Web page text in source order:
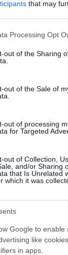
that may
website/app
visit or usage
to Google and
below specified
Processing Opt
out of the Sharing
out of the Sale of
out of processing
for Targeted
out of Collection,
and/or Sharing
that Is Unrelated
which it was
Google to enable
like
in apps.
η
η
drones